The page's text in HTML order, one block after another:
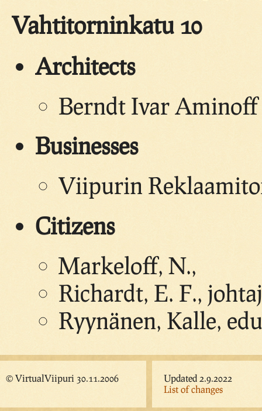
Vahtitorninkatu 10
Architects
Berndt Ivar Aminoff
Businesses
Viipurin
Citizens
Markeloff, N.,
Richardt, E. F.,
Ryynänen, Kalle,
© VirtualViipuri 30.11.2006
Updated 2.9.2022
List of changes